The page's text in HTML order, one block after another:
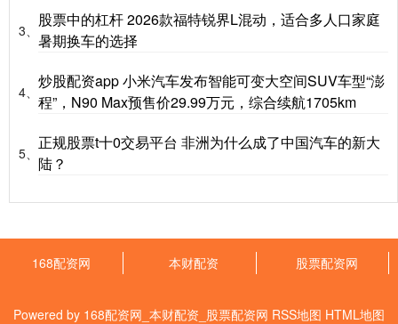
3、
股票中的杠杆 2026款福特锐界L混动，适合多人口家庭
暑期换车的选择
4、
炒股配资app 小米汽车发布智能可变大空间SUV车型“澎
程”，N90 Max预售价29.99万元，综合续航1705km
5、
正规股票t十0交易平台 非洲为什么成了中国汽车的新大
陆？
168配资网 本财配资 股票配资网
Powered by 168配资网_本财配资_股票配资网 RSS地图 HTML地图